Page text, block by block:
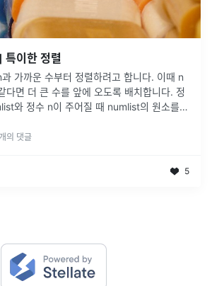
이한 정렬
가까운 수부터 정렬하려고 합니다. 이때 n
다면 더 큰 수를 앞에 오도록 배치합니다. 정
와 정수 n이 주어질 때 numlist의 원소를 n
개의 댓글
5